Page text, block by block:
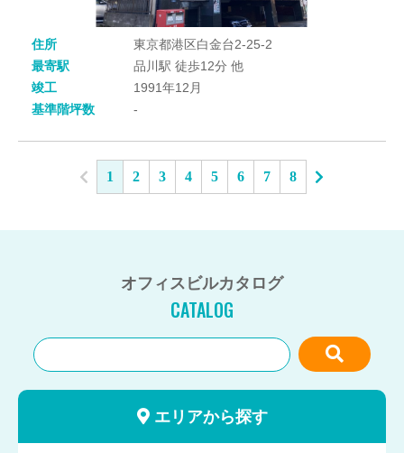
住所
東京都港区白金台2-25-2
最寄駅
品川駅 徒歩12分 他
竣工
1991年12月
基準階坪数
-
1 2 3 4 5 6 7 8
オフィスビルカタログ
CATALOG
エリアから探す